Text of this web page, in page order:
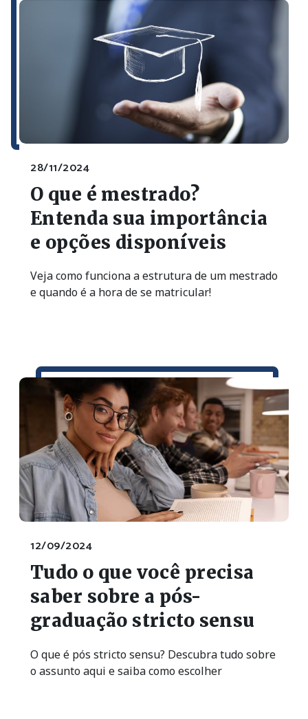
28/11/2024
O que é mestrado?
Entenda sua importância
e opções disponíveis
Veja como funciona a estrutura de um mestrado
e quando é a hora de se matricular!
12/09/2024
Tudo o que você precisa
saber sobre a pós-
graduação stricto sensu
O que é pós stricto sensu? Descubra tudo sobre
o assunto aqui e saiba como escolher